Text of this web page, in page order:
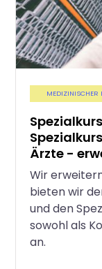
MEDIZINISCHER
Ärzte -
Wir
bieten wir
und den
sowohl als
an.